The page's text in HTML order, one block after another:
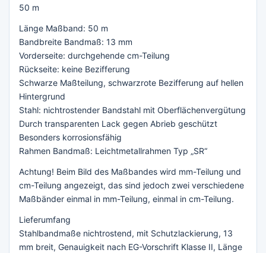
50 m
Länge Maßband: 50 m
Bandbreite Bandmaß: 13 mm
Vorderseite: durchgehende cm-Teilung
Rückseite: keine Bezifferung
Schwarze Maßteilung, schwarzrote Bezifferung auf hellen
Hintergrund
Stahl: nichtrostender Bandstahl mit Oberflächenvergütung
Durch transparenten Lack gegen Abrieb geschützt
Besonders korrosionsfähig
Rahmen Bandmaß: Leichtmetallrahmen Typ „SR“
Achtung! Beim Bild des Maßbandes wird mm-Teilung und
cm-Teilung angezeigt, das sind jedoch zwei verschiedene
Maßbänder einmal in mm-Teilung, einmal in cm-Teilung.
Lieferumfang
Stahlbandmaße nichtrostend, mit Schutzlackierung, 13
mm breit, Genauigkeit nach EG-Vorschrift Klasse II, Länge